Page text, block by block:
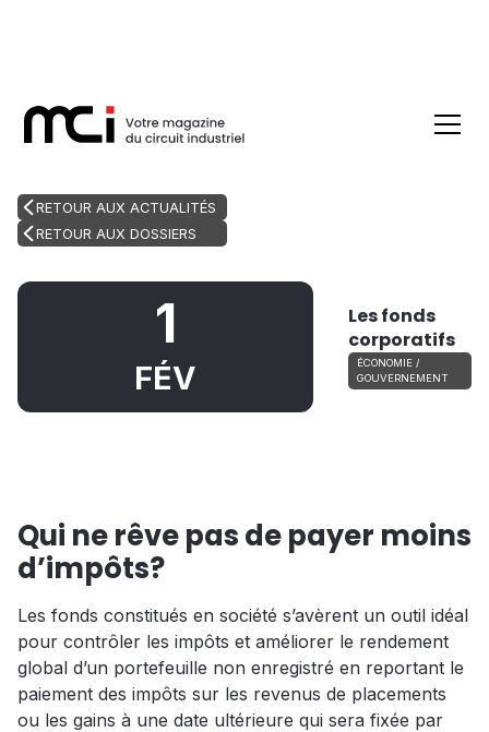
RETOUR AUX ACTUALITÉS
RETOUR AUX DOSSIERS
1
FÉV
Les fonds
corporatifs
ÉCONOMIE /
GOUVERNEMENT
Qui ne rêve pas de payer moins
d’impôts?
Les fonds constitués en société s’avèrent un outil idéal
pour contrôler les impôts et améliorer le rendement
global d’un portefeuille non enregistré en reportant le
paiement des impôts sur les revenus de placements
ou les gains à une date ultérieure qui sera fixée par